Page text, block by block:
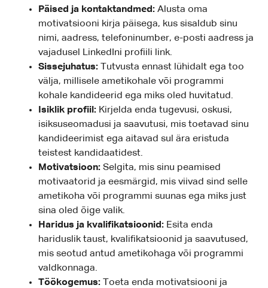
Päised ja kontaktandmed: Alusta oma
motivatsiooni kirja päisega, kus sisaldub sinu
nimi, aadress, telefoninumber, e-posti aadress ja
vajadusel LinkedIni profiili link.
Sissejuhatus: Tutvusta ennast lühidalt ega too
välja, millisele ametikohale või programmi
kohale kandideerid ega miks oled huvitatud.
Isiklik profiil: Kirjelda enda tugevusi, oskusi,
isiksuseomadusi ja saavutusi, mis toetavad sinu
kandideerimist ega aitavad sul ära eristuda
teistest kandidaatidest.
Motivatsioon: Selgita, mis sinu peamised
motivaatorid ja eesmärgid, mis viivad sind selle
ametikoha või programmi suunas ega miks just
sina oled õige valik.
Haridus ja kvalifikatsioonid: Esita enda
hariduslik taust, kvalifikatsioonid ja saavutused,
mis seotud antud ametikohaga või programmi
valdkonnaga.
Töökogemus: Toeta enda motivatsiooni ja